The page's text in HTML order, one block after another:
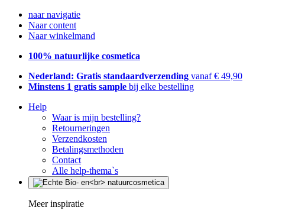
naar navigatie
Naar content
Naar winkelmand
100% natuurlijke cosmetica
Nederland: Gratis standaardverzending vanaf € 49,90
Minstens 1 gratis sample bij elke bestelling
Help
Waar is mijn bestelling?
Retourneringen
Verzendkosten
Betalingsmethoden
Contact
Alle help-thema`s
Meer inspiratie